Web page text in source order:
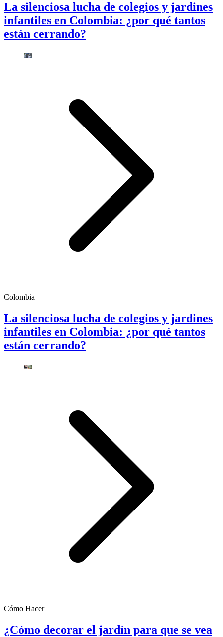
La silenciosa lucha de colegios y jardines
infantiles en Colombia: ¿por qué tantos
están cerrando?
Colombia
La silenciosa lucha de colegios y jardines
infantiles en Colombia: ¿por qué tantos
están cerrando?
Cómo Hacer
¿Cómo decorar el jardín para que se vea